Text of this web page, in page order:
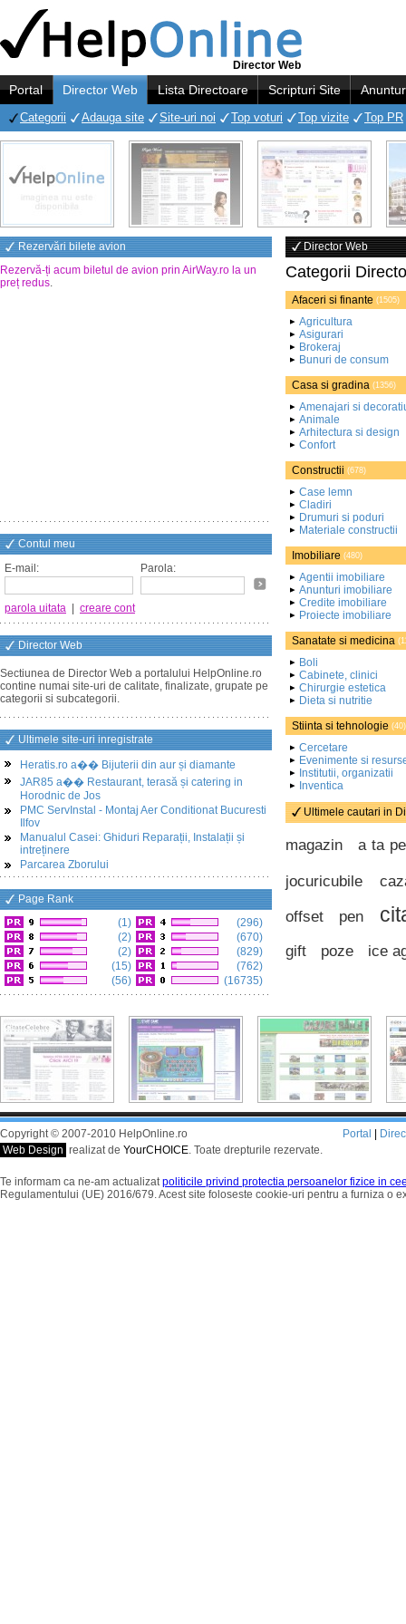
Director Web
Portal Director Web Lista Directoare Scripturi Site
Categorii Adauga site Site-uri noi Top voturi Top vizite Top PR
Rezervări bilete avion
Rezervă-ți acum biletul de avion prin AirWay.ro la un
preț redus.
Contul meu
E-mail:
Parola:
parola uitata creare cont
Director Web
Sectiunea de Director Web a portalului HelpOnline.ro
contine numai site-uri de calitate, finalizate, grupate pe
categorii si subcategorii.
Ultimele site-uri inregistrate
Heratis.ro a�� Bijuterii din aur și diamante
JAR85 a�� Restaurant, terasă și catering in
Horodnic de Jos
PMC ServInstal - Montaj Aer Conditionat Bucuresti
Ilfov
Manualul Casei: Ghiduri Reparații, Instalații și
intreținere
Parcarea Zborului
Page Rank
(1)
(2)
(2)
(15)
(56)
(296)
(670)
(829)
(762)
(16735)
Director Web
Categorii
Afaceri si finante (1505)
Agricultura
Asigurari
Brokeraj
Bunuri de consum
Casa si gradina (1356)
Amenajari si
Animale
Arhitectura si design
Confort
Constructii (678)
Case lemn
Cladiri
Drumuri si poduri
Materiale constructii
Imobiliare (480)
Agentii imobiliare
Anunturi imobiliare
Credite imobiliare
Proiecte imobiliare
Sanatate si medicina
Boli
Cabinete, clinici
Chirurgie estetica
Dieta si nutritie
Stiinta si tehnologie (40)
Cercetare
Evenimente si
Institutii, organizatii
Inventica
Ultimele cautari in
magazin a ta
jocuricubile
offset pen
gift poze ice
Copyright © 2007-2010 HelpOnline.ro
Web Design realizat de YourCHOICE. Toate drepturile rezervate.
Portal
Te informam ca ne-am actualizatpoliticile privind protectia persoanelor fizice in
Regulamentului (UE) 2016/679. Acest site foloseste cookie-uri pentru a furniza o